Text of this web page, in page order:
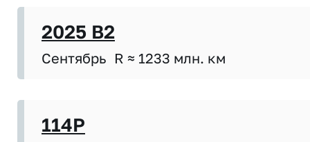
2025 B2
Сентябрь R ≈ 1233 млн. км
114P